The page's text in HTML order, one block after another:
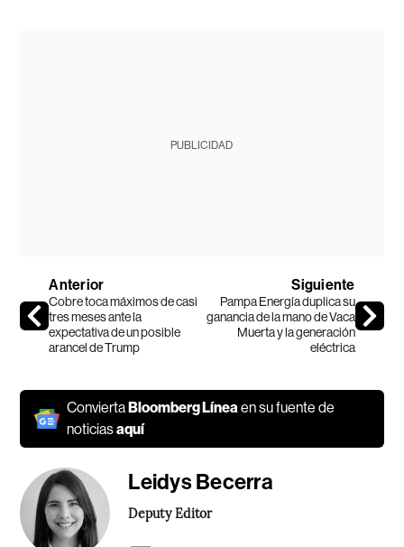
PUBLICIDAD
Anterior
Cobre toca máximos de casi
tres meses ante la
expectativa de un posible
arancel de Trump
Siguiente
Pampa Energía duplica su
ganancia de la mano de Vaca
Muerta y la generación
eléctrica
ConviertaBloomberg Líneaen su fuente de
noticiasaquí
Leidys Becerra
Deputy Editor